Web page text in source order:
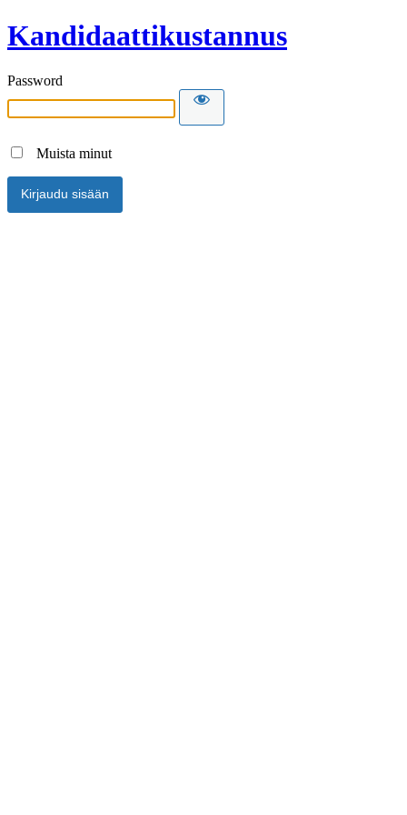
Kandidaattikustannus
Password
Muista minut